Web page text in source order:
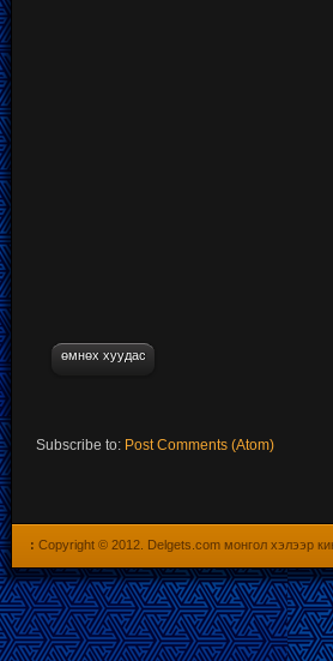
өмнөх хуудас
Subscribe to: Post Comments (Atom)
: Copyright © 2012. Delgets.com монгол хэлээр